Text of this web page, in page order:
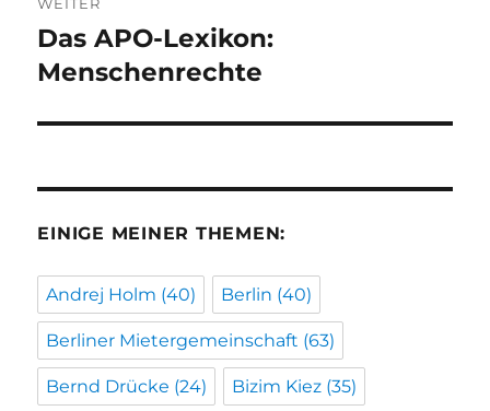
Nächster
Beitrag:
Das APO-Lexikon:
Menschenrechte
EINIGE MEINER THEMEN:
Andrej Holm (40) Berlin (40)
Berliner Mietergemeinschaft (63)
Bernd Drücke (24) Bizim Kiez (35)